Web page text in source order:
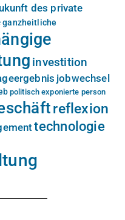
des private
ganzheitliche
investition
jobwechsel
politisch exponierte person
reflexion
technologie